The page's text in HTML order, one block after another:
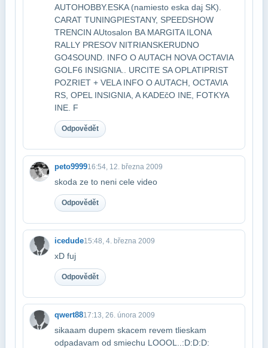
AUTOHOBBY.ESKA (namiesto eska daj SK).
CARAT TUNING​PIESTANY, SPEEDSHOW
TRENCIN AUtosalon BA MARGITA ILONA
RALLY PRESOV NITRIANSKE​RUDNO
GO4SOUND. INFO O AUTACH NOVA OCTAVIA
GOLF6 INSIGNIA.. URCITE SA OPLATI​PRIST
POZRIET + VELA INFO O AUTACH, OCTAVIA
RS, OPEL INSIGNIA, A KADEčO INE, FOTKY​A
INE. F
Odpovědět
peto999916:54, 12. března 2009
skoda ze to neni cele video
Odpovědět
icedude15:48, 4. března 2009
xD fuj
Odpovědět
qwert8817:13, 26. února 2009
sikaaam dupem skacem revem tlieskam
odpadavam od smiechu LOOOL..:D:D:D: